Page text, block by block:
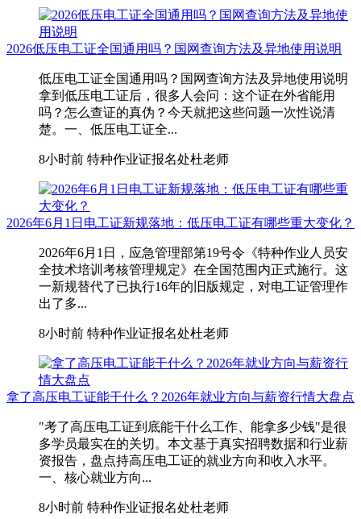
2026低压电工证全国通用吗？国网查询方法及异地使用说明
低压电工证全国通用吗？国网查询方法及异地使用说明
拿到低压电工证后，很多人会问：这个证在外省能用
吗？怎么查证的真伪？今天就把这些问题一次性说清
楚。一、低压电工证全...
8小时前 特种作业证报名处杜老师
2026年6月1日电工证新规落地：低压电工证有哪些重大变化？
2026年6月1日，应急管理部第19号令《特种作业人员安
全技术培训考核管理规定》在全国范围内正式施行。这
一新规替代了已执行16年的旧版规定，对电工证管理作
出了多...
8小时前 特种作业证报名处杜老师
拿了高压电工证能干什么？2026年就业方向与薪资行情大盘点
"考了高压电工证到底能干什么工作、能拿多少钱"是很
多学员最实在的关切。本文基于真实招聘数据和行业薪
资报告，盘点持高压电工证的就业方向和收入水平。
一、核心就业方向...
8小时前 特种作业证报名处杜老师